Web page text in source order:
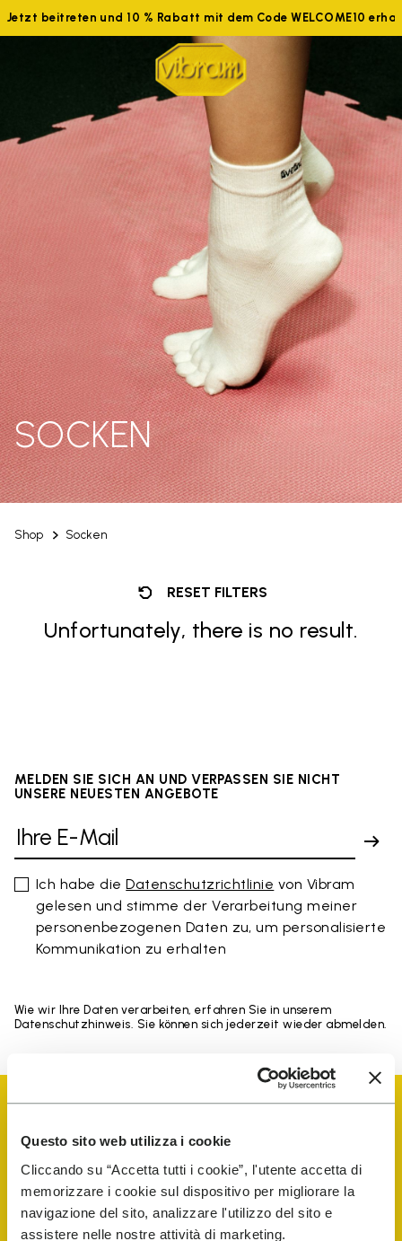
Questo sito web utilizza i cookie
Cliccando su “Accetta tutti i cookie”, l'utente accetta di
memorizzare i cookie sul dispositivo per migliorare la
navigazione del sito, analizzare l'utilizzo del sito e
assistere nelle nostre attività di marketing.
Jetzt beitreten und 10 % Rabatt mit dem Code WELCOME10
Shop Socken
SOCKEN
RESET FILTERS
Unfortunately, there is no result.
MELDEN SIE SICH AN UND VERPASSEN SIE NICHT
UNSERE NEUESTEN ANGEBOTE
Ich habe dieDatenschutzrichtlinie von Vibram
gelesen und stimme der Verarbeitung meiner
personenbezogenen Daten zu, um personalisierte
Kommunikation zu erhalten
Wie wir Ihre Daten verarbeiten, erfahren Sie in unserem
Datenschutzhinweis. Sie können sich jederzeit wieder abmelden.
Vibram Events